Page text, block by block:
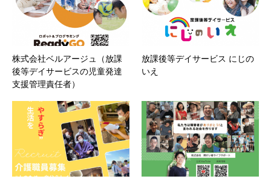
株式会社ベルアージュ（放課
後等デイサービスの児童発達
支援管理責任者）
放課後等デイサービス にじの
いえ